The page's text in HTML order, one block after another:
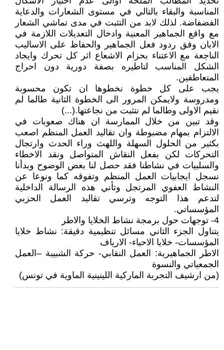
المناسبة والبقاء بالتالي في مستوى الشعارات والدعاية
الفضفاضة. لذلك لابد من التثبت في مدى تماشي الشعار
مع واقع الجماهير المعنية وادخال التعديلات اللازمة في
الابان وفق ردود فعل الجماهير والحفاظ على الاساليب
الناجعة مع الاعتناء بحزام الاشعاع اثر كل تحرك وايجاد
الشكل المناسب لتاطيره بصفة دورية دون احراج
المتعاطفين.
يجب على كل خطوة نخطوها ان تكون محسوبة
ومدروسة ولايمكن المرور الى الخطوة الثانية طالما لم
نقيم الاولى وطالما لم نتثبت من نجاعتها.(...)
وقد تبين من خلال الممارسة ان هناك صعوبات في
الالتزام بمهام مضبوطة وان تقاليد العمل المنظم اصعب
بكثير من الحلول السهلة واللهث وراء الحدث وارتجال
التحركات لكن بفعل النقاش المتواصل ونقد الاخطاء
والسلبيات في نشاطنا فقد حصل لنا بعض الوضوح وبدأنا
نسجل ايجابيات العمل المنظم وتفوقه كما ونوعا عن
النشاط العفوي المرتجل وتأني هذه الرسالة الداخلية
لتدعم هذا التوجه وترسي تقاليد العمل الحزبي
المؤسساتي.
4- توجهات حول برمجة نشاط الخلايا والاطر
يتناول الجزء الثاني مسائل تنظيمية دقيقة: نشاط خلايا
المؤسسات- خلايا الاحياء- الارياف
الاطر الجماهيرية: العمل النقابي- حركة الشبيبة –العمل
الجمعياتي والنسوة
(من ارشيف التجربة الماركية اللينينية الماوية في تونس)